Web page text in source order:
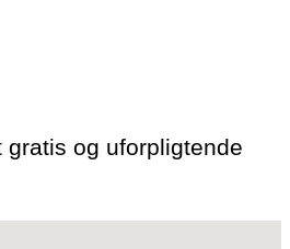
og uforpligtende